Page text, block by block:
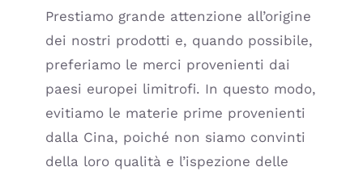
Prestiamo grande attenzione all’origine
dei nostri prodotti e, quando possibile,
preferiamo le merci provenienti dai
paesi europei limitrofi. In questo modo,
evitiamo le materie prime provenienti
dalla Cina, poiché non siamo convinti
della loro qualità e l’ispezione delle